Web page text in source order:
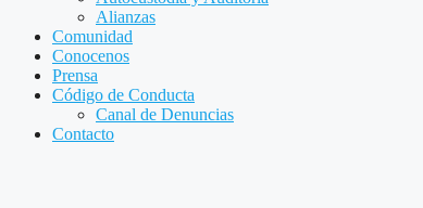
Alianzas
Comunidad
Conocenos
Prensa
Código de Conducta
Canal de Denuncias
Contacto